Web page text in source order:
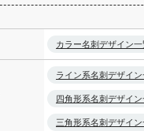
カラー名刺デザイン一
ライン系名刺デザイ
四角形系名刺デザイ
三角形系名刺デザイ